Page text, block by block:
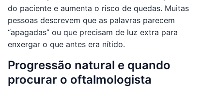
do paciente e aumenta o risco de quedas. Muitas
pessoas descrevem que as palavras parecem
“apagadas” ou que precisam de luz extra para
enxergar o que antes era nítido.
Progressão natural e quando
procurar o oftalmologista